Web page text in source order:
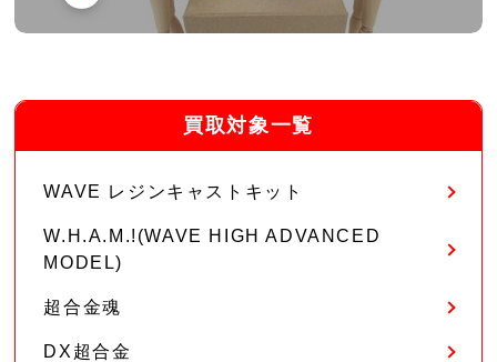
買取対象一覧
WAVE レジンキャストキット
W.H.A.M.!(WAVE HIGH ADVANCED
MODEL)
超合金魂
DX超合金